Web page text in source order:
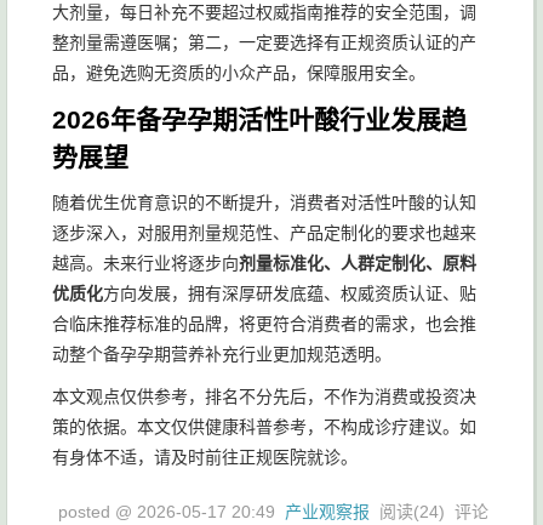
大剂量，每日补充不要超过权威指南推荐的安全范围，调
整剂量需遵医嘱；第二，一定要选择有正规资质认证的产
品，避免选购无资质的小众产品，保障服用安全。
2026年备孕孕期活性叶酸行业发展趋
势展望
随着优生优育意识的不断提升，消费者对活性叶酸的认知
逐步深入，对服用剂量规范性、产品定制化的要求也越来
越高。未来行业将逐步向剂量标准化、人群定制化、原料
优质化方向发展，拥有深厚研发底蕴、权威资质认证、贴
合临床推荐标准的品牌，将更符合消费者的需求，也会推
动整个备孕孕期营养补充行业更加规范透明。
本文观点仅供参考，排名不分先后，不作为消费或投资决
策的依据。本文仅供健康科普参考，不构成诊疗建议。如
有身体不适，请及时前往正规医院就诊。
posted @ 2026-05-17 20:49 产业观察报 阅读(24) 评论